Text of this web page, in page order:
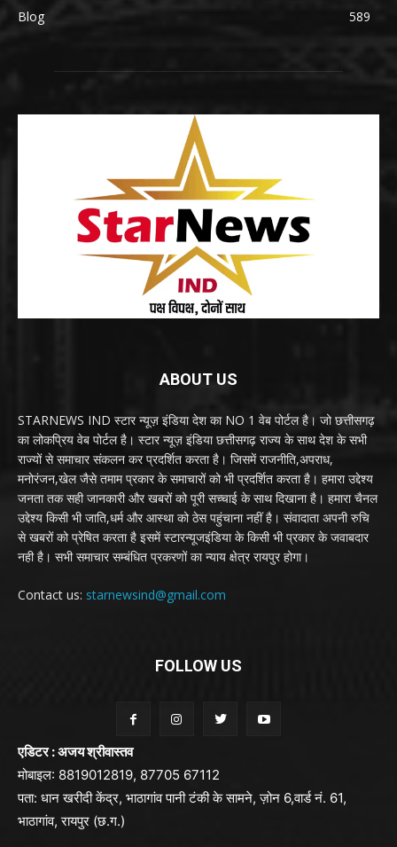
Blog
589
ABOUT US
STARNEWS IND स्टार न्यूज़ इंडिया देश का NO 1 वेब पोर्टल है। जो छत्तीसगढ़
का लोकप्रिय वेब पोर्टल है। स्टार न्यूज़ इंडिया छत्तीसगढ़ राज्य के साथ देश के सभी
राज्यों से समाचार संकलन कर प्रदर्शित करता है। जिसमें राजनीति,अपराध,
मनोरंजन,खेल जैसे तमाम प्रकार के समाचारों को भी प्रदर्शित करता है। हमारा उद्देश्य
जनता तक सही जानकारी और खबरों को पूरी सच्चाई के साथ दिखाना है। हमारा चैनल
उद्देश्य किसी भी जाति,धर्म और आस्था को ठेस पहुंचाना नहीं है। संवादाता अपनी रुचि
से खबरों को प्रेषित करता है इसमें स्टारन्यूजइंडिया के किसी भी प्रकार के जवाबदार
नही है। सभी समाचार सम्बंधित प्रकरणों का न्याय क्षेत्र रायपुर होगा।
Contact us: starnewsind@gmail.com
FOLLOW US
एडिटर : अजय श्रीवास्तव
मोबाइल: 8819012819, 87705 67112
पता: धान खरीदी केंद्र, भाठागांव पानी टंकी के सामने, ज़ोन 6,वार्ड नं. 61,
भाठागांव, रायपुर (छ.ग.)